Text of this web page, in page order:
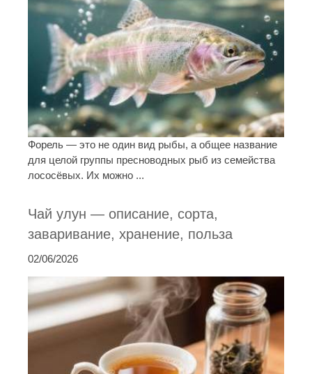
Форель — это не один вид рыбы, а общее название
для целой группы пресноводных рыб из семейства
лососёвых. Их можно ...
Чай улун — описание, сорта,
заваривание, хранение, польза
02/06/2026